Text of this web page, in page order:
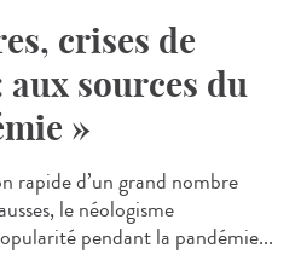
crises de
sources du
»
rapide d’un grand nombre
le néologisme
pendant la pandémie...